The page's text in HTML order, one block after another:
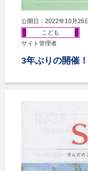
公開日：2022年10月26
こども
サイト管理者
3年ぶりの開催